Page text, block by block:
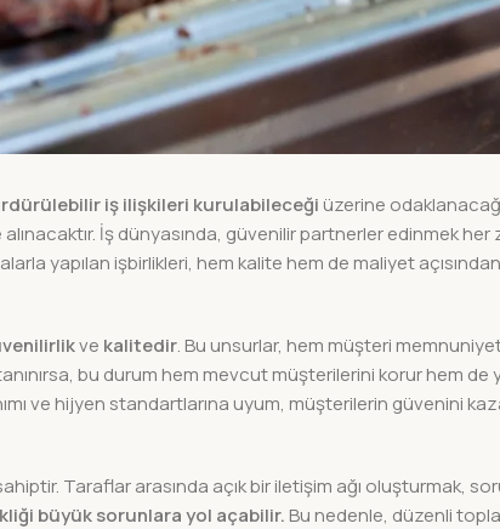
iş ilişkileri kurulabileceği üzerine
İş dünyasında, güvenilir partnerler edinmek her
yapılan işbirlikleri, hem kalite hem de maliyet
ve kalitedir. Bu unsurlar, hem müşteri
bu durum hem mevcut müşterilerini korur hem
ve hijyen standartlarına uyum, müşterilerin güvenini
Taraflar arasında açık bir iletişim ağı oluşturmak,
büyük sorunlara yol açabilir. Bu nedenle, düzenli